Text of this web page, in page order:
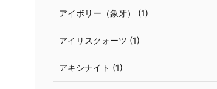
アイボリー（象牙） (1)
アイリスクォーツ (1)
アキシナイト (1)